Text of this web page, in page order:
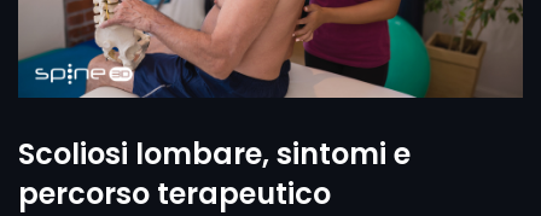
Scoliosi lombare, sintomi e
percorso terapeutico